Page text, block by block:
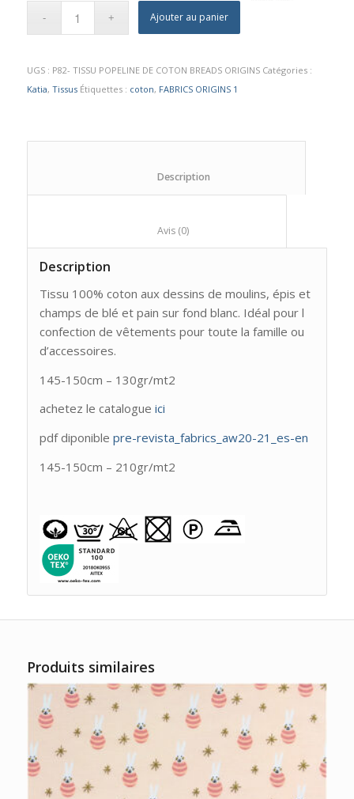
Ajouter au panier
UGS : P82- TISSU POPELINE DE COTON BREADS ORIGINS Catégories :
Katia, Tissus Étiquettes : coton, FABRICS ORIGINS 1
						Avis (0)
Description
Tissu 100% coton aux dessins de moulins, épis et
champs de blé et pain sur fond blanc. Idéal pour l
confection de vêtements pour toute la famille ou
d’accessoires.
145-150cm – 130gr/mt2
achetez le catalogue ici
pdf diponible pre-revista_fabrics_aw20-21_es-en
145-150cm – 210gr/mt2
Produits similaires